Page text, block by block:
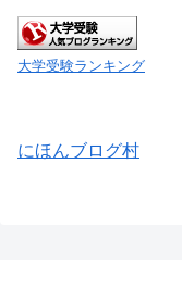
大学受験ランキング
にほんブログ村